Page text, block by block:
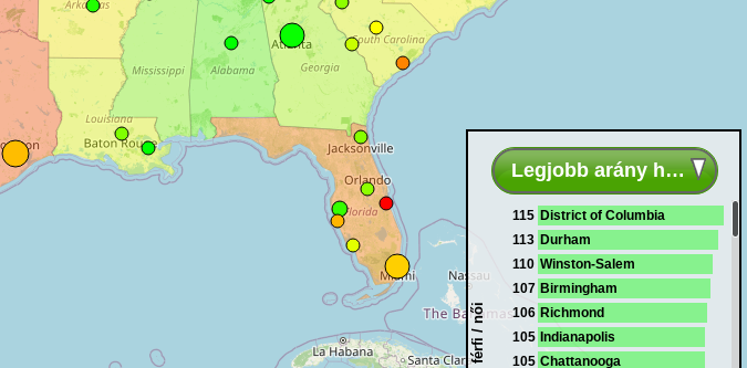
Legjobb arány helyek
District of Columbia
115
Durham
113
Winston-Salem
110
Birmingham
107
Richmond
106
Indianapolis
105
Chattanooga
105
100 férfi / női